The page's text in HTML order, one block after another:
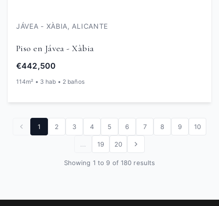
JÁVEA - XÀBIA, ALICANTE
Piso en Jávea - Xàbia
€442,500
114m² • 3 hab • 2 baños
1 2 3 4 5 6 7 8 9 10
... 19 20
Showing 1 to 9 of 180 results